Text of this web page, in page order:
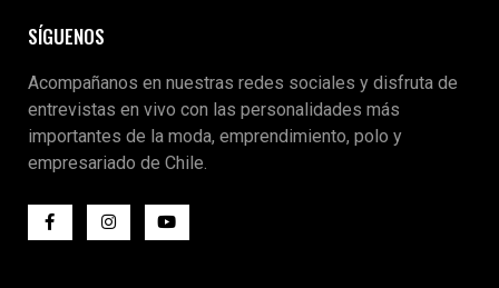
SÍGUENOS
Acompañanos en nuestras redes sociales y disfruta de
entrevistas en vivo con las personalidades más
importantes de la moda, emprendimiento, polo y
empresariado de Chile.